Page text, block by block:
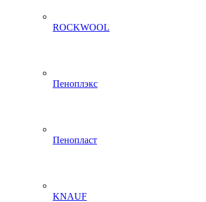
ROCKWOOL
Пеноплэкс
Пенопласт
KNAUF